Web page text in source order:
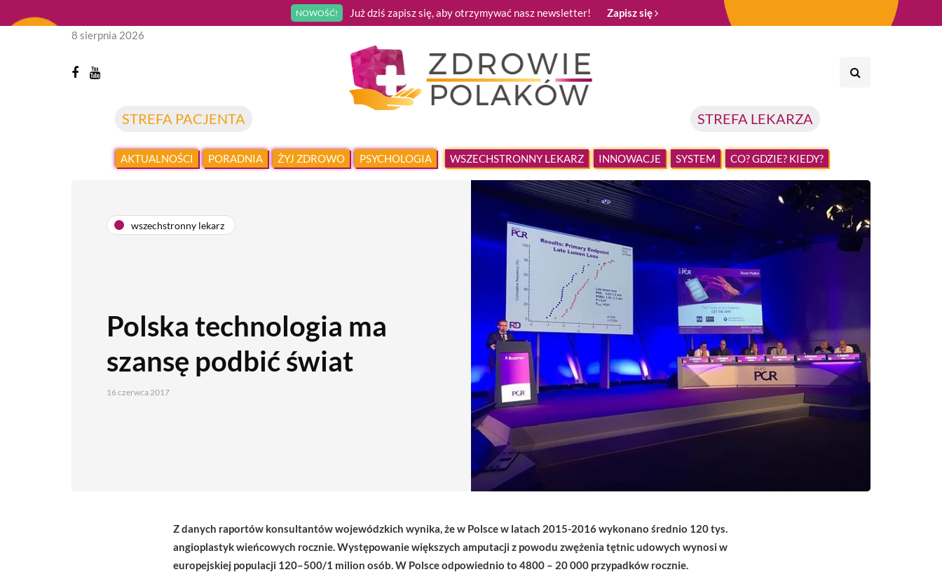
NOWOŚĆ! Już dziś zapisz się, aby otrzymywać nasz newsletter! Zapisz się
STREFA PACJENTA STREFA LEKARZA
8 sierpnia 2026
AKTUALNOŚCI PORADNIA ŻYJ ZDROWO PSYCHOLOGIA WSZECHSTRONNY LEKARZ INNOWACJE SYSTEM CO? GDZIE? KIEDY?
wszechstronny lekarz
Polska technologia ma
szansę podbić świat
16 czerwca 2017
Z danych raportów konsultantów wojewódzkich wynika, że w Polsce w latach 2015-2016 wykonano średnio 120 tys.
angioplastyk wieńcowych rocznie. Występowanie większych amputacji z powodu zwężenia tętnic udowych wynosi w
europejskiej populacji 120–500/1 milion osób. W Polsce odpowiednio to 4800 – 20 000 przypadków rocznie.